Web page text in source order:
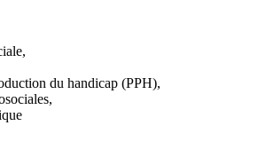
du handicap (PPH),